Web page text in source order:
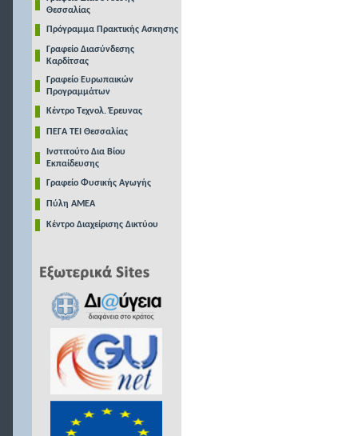
Θεσσαλίας
Πρόγραμμα Πρακτικής Ασκησης
Γραφείο Διασύνδεσης
Καρδίτσας
Γραφείο Ευρωπαικών
Προγραμμάτων
Κέντρο Τεχνολ. Έρευνας
ΠΕΓΑ ΤΕΙ Θεσσαλίας
Ινστιτούτο Δια Βίου
Εκπαίδευσης
Γραφείο Φυσικής Αγωγής
Πύλη ΑΜΕΑ
Κέντρο Διαχείρισης Δικτύου